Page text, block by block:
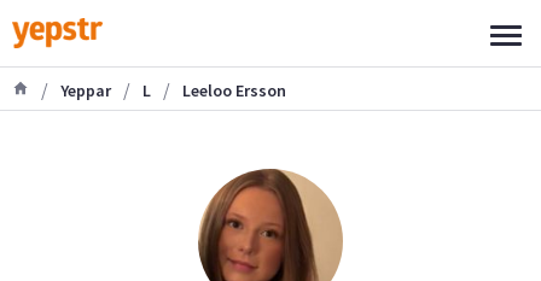
/ Yeppar / L / Leeloo Ersson